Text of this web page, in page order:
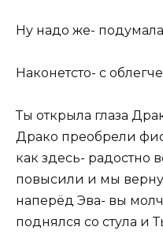
Ну надо же-
Наконетсто- с
Ты открыла глаза
Драко преобрели
как здесь- радостно
повысили и мы
наперёд Эва- вы
поднялся со стула и